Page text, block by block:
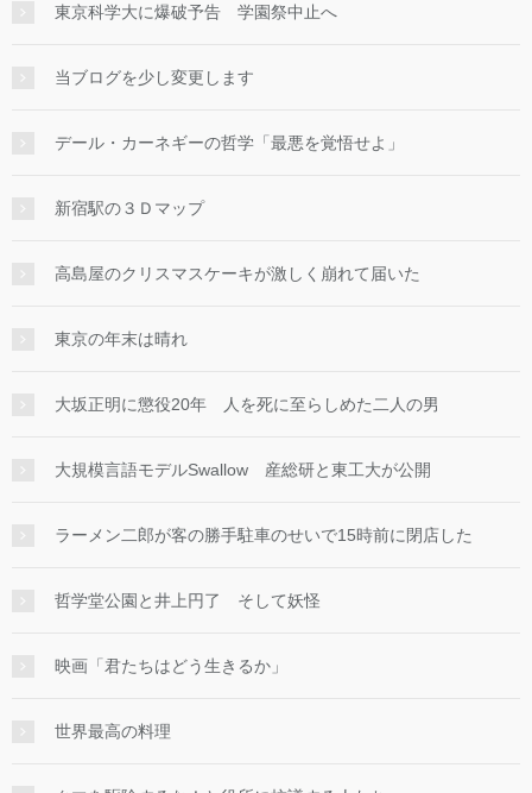
東京科学大に爆破予告 学園祭中止へ
当ブログを少し変更します
デール・カーネギーの哲学「最悪を覚悟せよ」
新宿駅の３Ｄマップ
高島屋のクリスマスケーキが激しく崩れて届いた
東京の年末は晴れ
大坂正明に懲役20年 人を死に至らしめた二人の男
大規模言語モデルSwallow 産総研と東工大が公開
ラーメン二郎が客の勝手駐車のせいで15時前に閉店した
哲学堂公園と井上円了 そして妖怪
映画「君たちはどう生きるか」
世界最高の料理